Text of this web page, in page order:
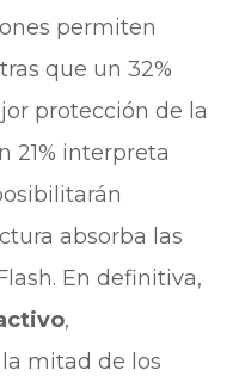
permiten
que un 32%
protección de la
21% interpreta
absorba las
En definitiva,
,
mitad de los